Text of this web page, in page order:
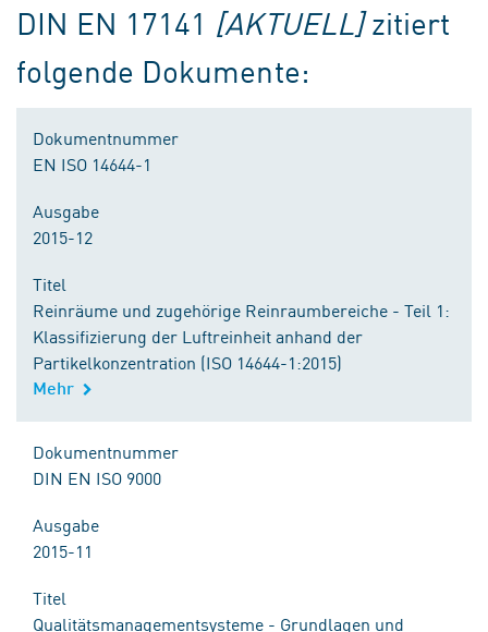
DIN EN 17141 [AKTUELL] zitiert
folgende Dokumente:
Dokumentnummer
EN ISO 14644-1
Ausgabe
2015-12
Titel
Reinräume und zugehörige Reinraumbereiche - Teil 1:
Klassifizierung der Luftreinheit anhand der
Partikelkonzentration (ISO 14644-1:2015)
Mehr
Dokumentnummer
DIN EN ISO 9000
Ausgabe
2015-11
Titel
Qualitätsmanagementsysteme - Grundlagen und